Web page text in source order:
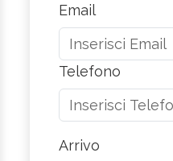
Email
Telefono
Arrivo